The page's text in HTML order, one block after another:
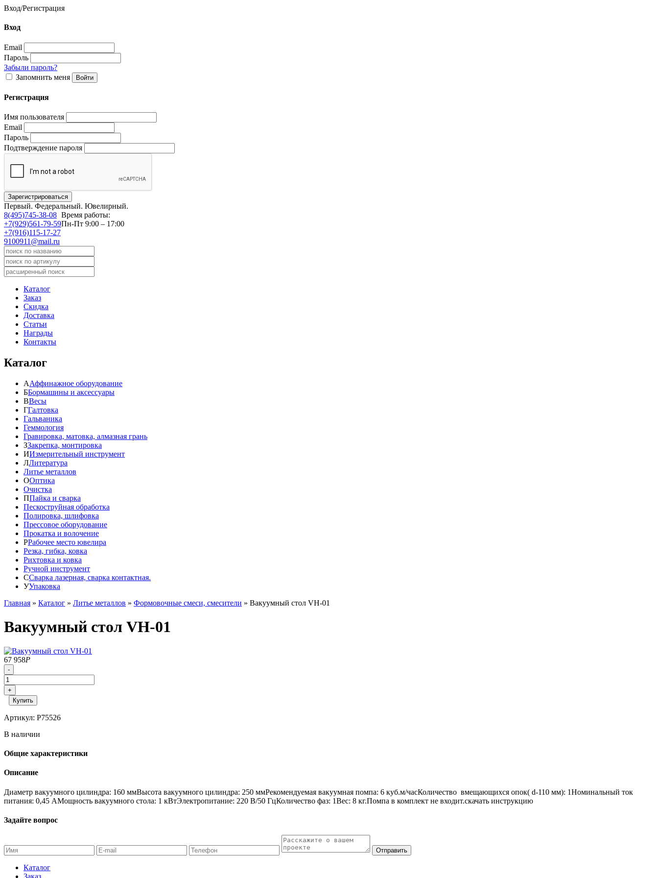
Вход/Регистрация
Вход
Email
Пароль
Забыли пароль?
Запомнить меня
Регистрация
Имя пользователя
Email
Пароль
Подтверждение пароля
Первый. Федеральный. Ювелирный.
8(495)745-38-08
+7(929)561-79-59
+7(916)115-17-27
9100911@mail.ru
Время работы:
Пн-Пт 9:00 – 17:00
Каталог
Заказ
Скидка
Доставка
Статьи
Награды
Контакты
Каталог
ААффинажное оборудование
ББормашины и аксессуары
ВВесы
ГГалтовка
Гальваника
Геммология
Гравировка, матовка, алмазная грань
ЗЗакрепка, монтировка
ИИзмерительный инструмент
ЛЛитература
Литье металлов
ООптика
Очистка
ППайка и сварка
Пескоструйная обработка
Полировка, шлифовка
Прессовое оборудование
Прокатка и волочение
РРабочее место ювелира
Резка, гибка, ковка
Рихтовка и ковка
Ручной инструмент
ССварка лазерная, сварка контактная.
УУпаковка
Главная » Каталог » Литье металлов » Формовочные смеси, смесители » Вакуумный стол VH-01
Вакуумный стол VH-01
67 958Р
-
+
Купить
Артикул: P75526
В наличии
Общие характеристики
Описание
Диаметр вакуумного цилиндра: 160 ммВысота вакуумного цилиндра: 250 ммРекомендуемая вакуумная помпа: 6 куб.м/часКоличество вмещающихся опок( d-110 мм): 1Номинальный ток
питания: 0,45 АМощность вакуумного стола: 1 кВтЭлектропитание: 220 В/50 ГцКоличество фаз: 1Вес: 8 кг.Помпа в комплект не входит.скачать инструкцию
Задайте вопрос
Отправить
Каталог
Заказ